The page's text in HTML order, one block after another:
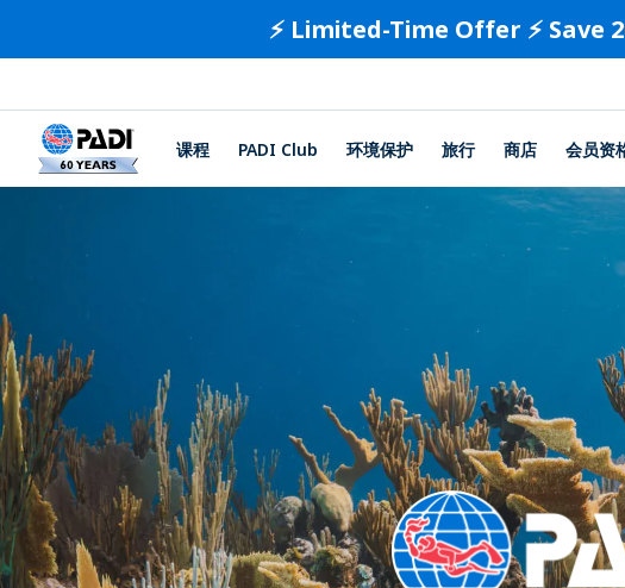
⚡️ Limited-Time Offer ⚡️
课程 PADI Club 环境保护 旅行 商店 会员资